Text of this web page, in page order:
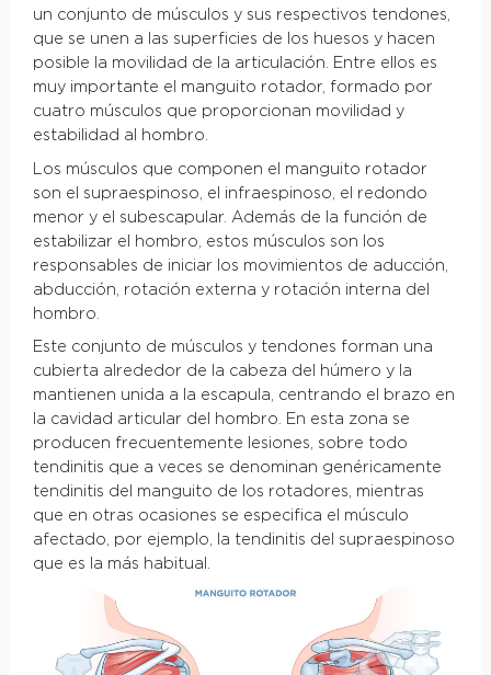
un conjunto de músculos y sus respectivos tendones,
que se unen a las superficies de los huesos y hacen
posible la movilidad de la articulación. Entre ellos es
muy importante el manguito rotador, formado por
cuatro músculos que proporcionan movilidad y
estabilidad al hombro.
Los músculos que componen el manguito rotador
son el supraespinoso, el infraespinoso, el redondo
menor y el subescapular. Además de la función de
estabilizar el hombro, estos músculos son los
responsables de iniciar los movimientos de aducción,
abducción, rotación externa y rotación interna del
hombro.
Este conjunto de músculos y tendones forman una
cubierta alrededor de la cabeza del húmero y la
mantienen unida a la escapula, centrando el brazo en
la cavidad articular del hombro. En esta zona se
producen frecuentemente lesiones, sobre todo
tendinitis que a veces se denominan genéricamente
tendinitis del manguito de los rotadores, mientras
que en otras ocasiones se especifica el músculo
afectado, por ejemplo, la tendinitis del supraespinoso
que es la más habitual.